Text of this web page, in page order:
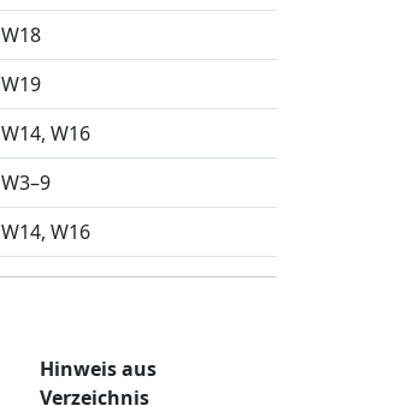
W18
W19
W14 W16
W3–9
W14 W16
Hinweis aus
Verzeichnis